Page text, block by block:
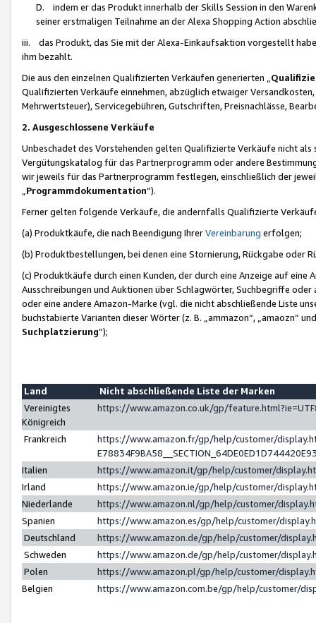
D. indem er das Produkt innerhalb der Skills Session in den
seiner erstmaligen Teilnahme an der Alexa Shopping Action
iii. das Produkt, das Sie mit der Alexa-Einkaufsaktion vorgestellt
ihm bezahlt.
Die aus den einzelnen Qualifizierten Verkäufen generierten „
Qualifizierten Verkäufe einnehmen, abzüglich etwaiger
Mehrwertsteuer), Servicegebühren, Gutschriften, Preisnachlässe,
2. Ausgeschlossene Verkäufe
Unbeschadet des Vorstehenden gelten Qualifizierte Verkäufe nicht
Vergütungskatalog für das Partnerprogramm oder andere
wir jeweils für das Partnerprogramm festlegen, einschließlich der
Programmdokumentation“).
Ferner gelten folgende Verkäufe, die andernfalls Qualifizierte
(a) Produktkäufe, die nach Beendigung IhrerVereinbarung erfolgen;
(b) Produktbestellungen, bei denen eine Stornierung, Rückgabe oder
(c) Produktkäufe durch einen Kunden, der durch eine Anzeige auf
Ausschreibungen und Auktionen über Schlagwörter, Suchbegriffe
oder eine andere Amazon-Marke (vgl. die nicht abschließende Liste
buchstabierte Varianten dieser Wörter (z. B. „ammazon“, „amaozn“
Suchplatzierung”);
Land
Nicht abschließende Liste der Marken
Vereinigtes
Königreich
https://www.amazon.co.uk/gp/
Frankreich
https://www.amazon.fr/gp/help/customer/
Italien
https://www.amazon.it/gp/help/customer/
Irland
https://www.amazon.ie/gp/help/customer/
Niederlande
https://www.amazon.nl/gp/help/customer/
Spanien
https://www.amazon.es/gp/help/customer/
Deutschland
https://www.amazon.de/gp/help/customer/
Schweden
https://www.amazon.de/gp/help/customer/
Polen
https://www.amazon.pl/gp/help/customer/
Belgien
https://www.amazon.com.be/gp/help/customer/